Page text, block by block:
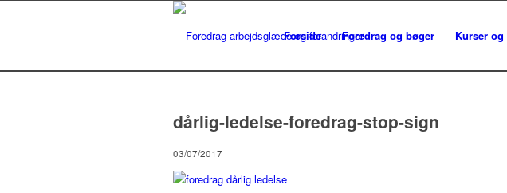
Forside Foredrag og bøger Kurser
dårlig-ledelse-foredrag-stop-sign
03/07/2017